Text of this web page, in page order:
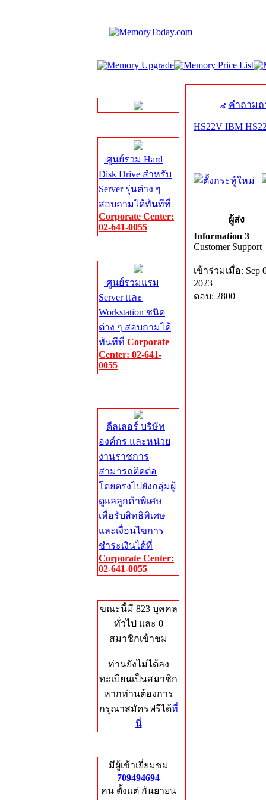
ศูนย์รวม Hard
Disk Drive สำหรับ
Server รุ่นต่าง ๆ
สอบถามได้ทันทีที่
Corporate Center:
02-641-0055
ศูนย์รวมแรม
Server และ
Workstation ชนิด
ต่าง ๆ สอบถามได้
ทันทีที่ Corporate
Center: 02-641-
0055
ดีลเลอร์ บริษัท
องค์กร และหน่วย
งานราชการ
สามารถติดต่อ
โดยตรงไปยังกลุ่มผู้
ดูแลลูกค้าพิเศษ
เพื่อรับสิทธิพิเศษ
และเงื่อนไขการ
ชำระเงินได้ที่
Corporate Center:
02-641-0055
ขณะนี้มี 823 บุคคล
ทั่วไป และ 0
สมาชิกเข้าชม
ท่านยังไม่ได้ลง
ทะเบียนเป็นสมาชิก
หากท่านต้องการ
กรุณาสมัครฟรีได้ที่
นี่
มีผู้เข้าเยี่ยมชม
709494694
คน ตั้งแต่ กันยายน
คำถาม
HS22V IBM
ผู้ส่ง
Information 3
Customer Support
เข้าร่วมเมื่อ: Sep
2023
ตอบ: 2800